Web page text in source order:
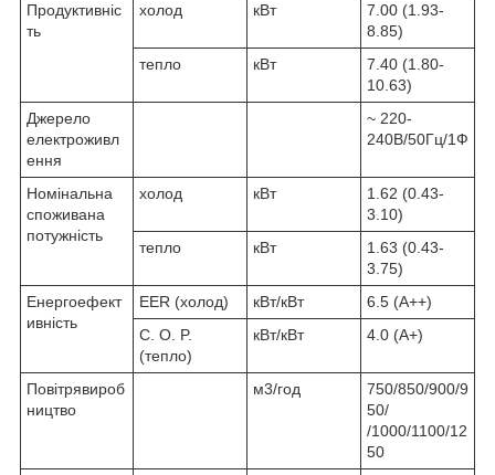
Продуктивніс
ть
холод кВт
7.00 (1.93-
8.85)
тепло
кВт
7.40 (1.80-
10.63)
Джерело
електроживл
ення
~ 220-
240В/50Гц/1Ф
Номінальна
споживана
потужність
холод кВт
1.62 (0.43-
3.10)
тепло
кВт
1.63 (0.43-
3.75)
Енергоефект
ивність
EER (холод) кВт/кВт
6.5 (A++)
C. O. P.
(тепло)
кВт/кВт 4.0 (A+)
Повітрявироб
ництво
м3/год
750/850/900/9
50/
/1000/1100/12
50